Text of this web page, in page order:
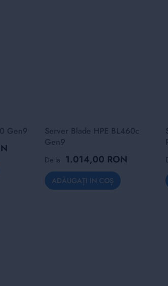
Gen9
Server Blade HPE BL460c
Gen9
De la 1.014,00 RON
ADĂUGAȚI IN COȘ